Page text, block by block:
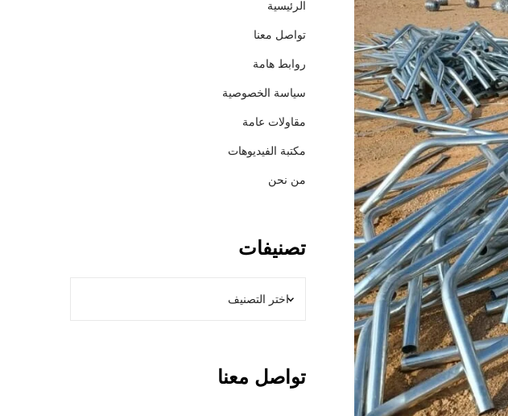
إ
ع
م
ا
ر
ل
ل
م
ق
ا
و
ل
ا
ت
ب
ا
ل
ر
ي
ا
ض
الرئيسية
تواصل معنا
روابط هامة
سياسة الخصوصية
مقاولات عامة
مكتبة الفيديوهات
من نحن
تصنيفات
تواصل معنا